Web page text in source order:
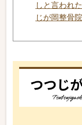
しと言われ
じが岡整骨院